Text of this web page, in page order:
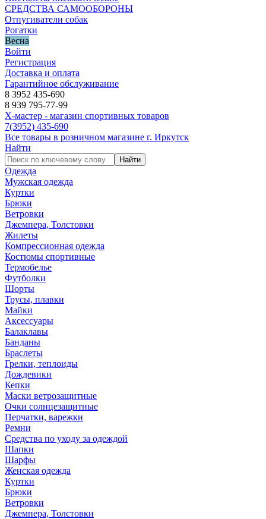
СРЕДСТВА САМООБОРОНЫ
Отпугиватели собак
Рогатки
Весна
Войти
Регистрация
Доставка и оплата
Гарантийное обслуживание
8 3952 435-690
8 939 795-77-99
Х-мастер - магазин спортивных товаров
7(3952) 435-690
Все товары в розничном магазине г. Иркутск
Найти
Найти
Одежда
Мужская одежда
Куртки
Брюки
Ветровки
Джемпера, Толстовки
Жилеты
Компрессионная одежда
Костюмы спортивные
Термобелье
Футболки
Шорты
Трусы, плавки
Майки
Аксессуары
Балаклавы
Банданы
Браслеты
Грелки, теплоиды
Дождевики
Кепки
Маски ветрозащитные
Очки солнцезащитные
Перчатки, варежки
Ремни
Средства по уходу за одеждой
Шапки
Шарфы
Женская одежда
Куртки
Брюки
Ветровки
Джемпера, Толстовки